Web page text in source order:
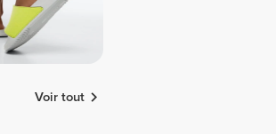
Voir tout